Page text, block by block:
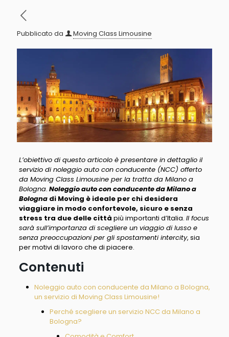
Pubblicato da Moving Class Limousine
L’obiettivo di questo articolo è presentare in dettaglio il
servizio di noleggio auto con conducente (NCC) offerto
da Moving Class Limousine per la tratta da Milano a
Bologna. Noleggio auto con conducente da Milano a
Bologna di Moving è ideale per chi desidera
viaggiare in modo confortevole, sicuro e senza
stress tra due delle città più importanti d’Italia. Il focus
sarà sull’importanza di scegliere un viaggio di lusso e
senza preoccupazioni per gli spostamenti intercity, sia
per motivi di lavoro che di piacere.
Contenuti
Noleggio auto con conducente da Milano a Bologna,
un servizio di Moving Class Limousine!
Perché scegliere un servizio NCC da Milano a
Bologna?